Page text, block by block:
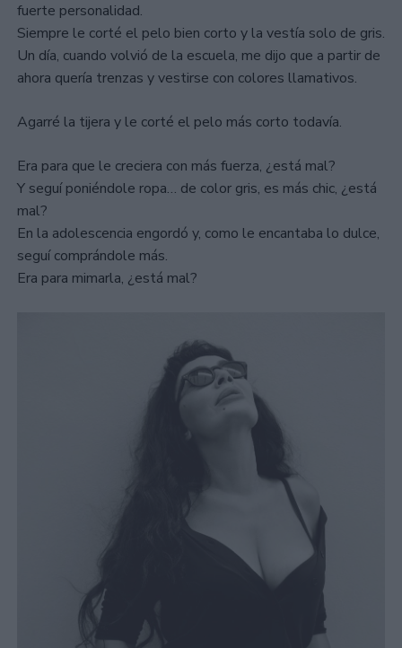
fuerte personalidad.
Siempre le corté el pelo bien corto y la vestía solo de gris.
Un día, cuando volvió de la escuela, me dijo que a partir de
ahora quería trenzas y vestirse con colores llamativos.
Agarré la tijera y le corté el pelo más corto todavía.
Era para que le creciera con más fuerza, ¿está mal?
Y seguí poniéndole ropa… de color gris, es más chic, ¿está
mal?
En la adolescencia engordó y, como le encantaba lo dulce,
seguí comprándole más.
Era para mimarla, ¿está mal?